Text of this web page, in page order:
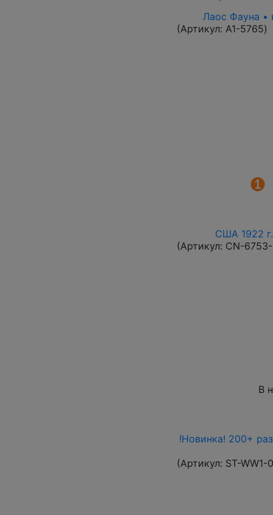
Лаос Фауна •
(Артикул: A1-5765)
США 1922
(Артикул: CN-
В
!Новинка! 200+
(Артикул: ST-